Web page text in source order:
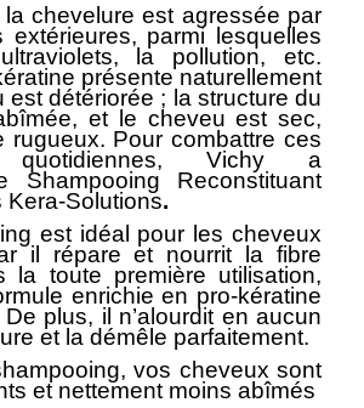
chevelure est agressée par
extérieures, parmi lesquelles
la pollution, etc.
présente naturellement
est détériorée ; la structure du
et le cheveu est sec,
rugueux. Pour combattre ces
quotidiennes, Vichy a
Shampooing Reconstituant
Kera-Solutions.
est idéal pour les cheveux
il répare et nourrit la fibre
la toute première utilisation,
enrichie en pro-kératine
plus, il n’alourdit en aucun
et la démêle parfaitement.
vos cheveux sont
et nettement moins abîmés